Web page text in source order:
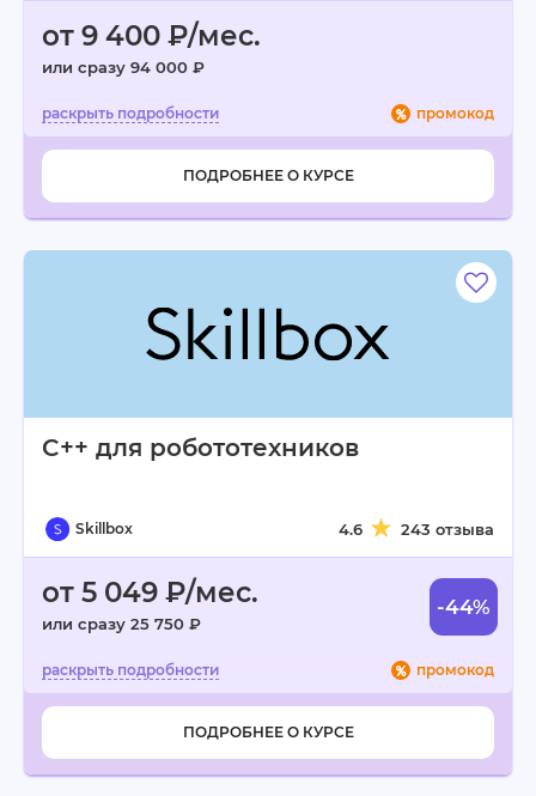
от 9 400 ₽/мес.
или сразу 94 000 ₽
промокод
ПОДРОБНЕЕ О КУРСЕ
C++ для робототехников
Skillbox 4.6 243 отзыва
от 5 049 ₽/мес.
или сразу 25 750 ₽
-44%
промокод
ПОДРОБНЕЕ О КУРСЕ